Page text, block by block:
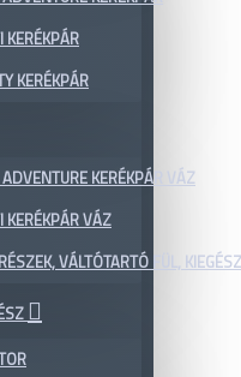
KERÉKPÁR
KERÉKPÁR
KERÉKPÁR VÁZ
KERÉKPÁR VÁZ
VÁLTÓTARTÓ FÜL,